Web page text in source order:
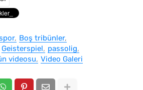
Boş tribünler
Geisterspiel
passolig
videosu Video Galeri